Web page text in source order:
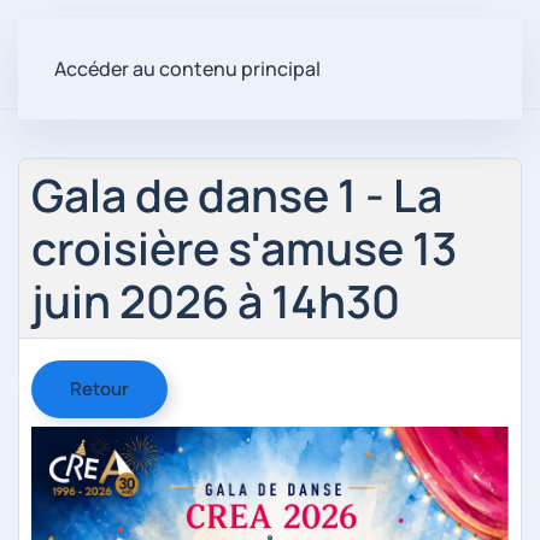
Accéder au contenu principal
Gala de danse 1 - La
croisière s'amuse 13
juin 2026 à 14h30
Retour